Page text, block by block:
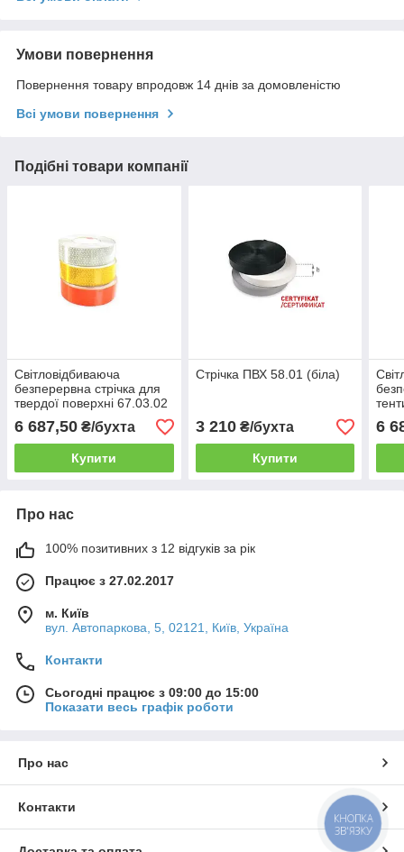
Умови повернення
Повернення товару впродовж 14 днів за домовленістю
Всі умови повернення
Подібні товари компанії
Світловідбиваюча
безперервна стрічка для
твердої поверхні 67.03.02
(жовта)
6 687,50 ₴/бухта
Купити
Стрічка ПВХ 58.01 (біла)
3 210₴/бухта
Купити
6
Про нас
100% позитивних з 12 відгуків за рік
Працює з 27.02.2017
м. Київ
вул. Автопаркова, 5, 02121, Київ, Україна
Контакти
Сьогодні працює з 09:00 до 15:00
Показати весь графік роботи
Про нас
Контакти
КНОПКА
ЗВ'ЯЗКУ